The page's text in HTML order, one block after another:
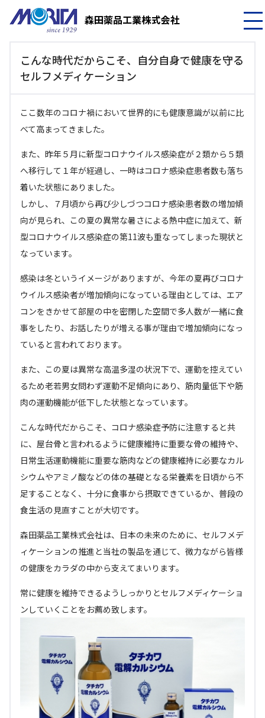
こんな時代だからこそ、自分自身で健康を守る
セルフメディケーション
ここ数年のコロナ禍において世界的にも健康意識が以前に比
べて高まってきました。
また、昨年５月に新型コロナウイルス感染症が２類から５類
へ移行して１年が経過し、一時はコロナ感染症患者数も落ち
着いた状態にありました。
しかし、７月頃から再び少しづつコロナ感染患者数の増加傾
向が見られ、この夏の異常な暑さによる熱中症に加えて、新
型コロナウイルス感染症の第11波も重なってしまった現状と
なっています。
感染は冬というイメージがありますが、今年の夏再びコロナ
ウイルス感染者が増加傾向になっている理由としては、エア
コンをきかせて部屋の中を密閉した空間で多人数が一緒に食
事をしたり、お話したりが増える事が理由で増加傾向になっ
ていると言われております。
また、この夏は異常な高温多湿の状況下で、運動を控えてい
るため老若男女問わず運動不足傾向にあり、筋肉量低下や筋
肉の運動機能が低下した状態となっています。
こんな時代だからこそ、コロナ感染症予防に注意すると共
に、屋台骨と言われるように健康維持に重要な骨の維持や、
日常生活運動機能に重要な筋肉などの健康維持に必要なカル
シウムやアミノ酸などの体の基礎となる栄養素を日頃から不
足することなく、十分に食事から摂取できているか、普段の
食生活の見直すことが大切です。
森田薬品工業株式会社は、日本の未来のために、セルフメデ
ィケーションの推進と当社の製品を通じて、微力ながら皆様
の健康をカラダの中から支えてまいります。
常に健康を維持できるようしっかりとセルフメディケーショ
ンしていくことをお薦め致します。